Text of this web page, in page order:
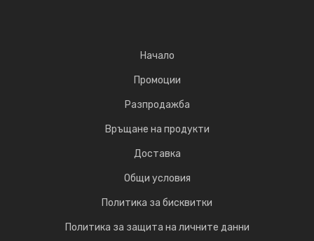
Начало
Промоции
Разпродажба
Връщане на продукти
Доставка
Общи условия
Политика за бисквитки
Политика за защита на личните данни